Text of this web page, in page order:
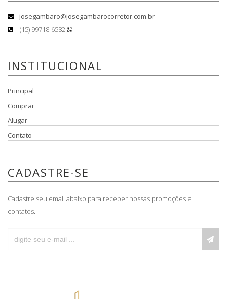
josegambaro@josegambarocorretor.com.br
(15) 99718-6582
INSTITUCIONAL
Principal
Comprar
Alugar
Contato
CADASTRE-SE
Cadastre seu email abaixo para receber nossas promoções e
contatos.